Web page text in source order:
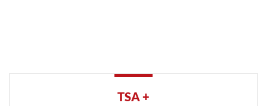
TSA +